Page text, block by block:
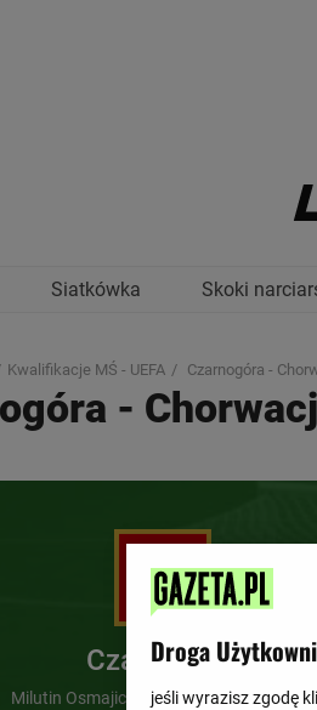
Siatkówka Skoki
Kwalifikacje MŚ - UEFA Czarnogóra -
-
Czarnogóra
Milutin Osmajic (3') , Nikola Krstovic (17')
Droga
jeśli wyrazisz zgodę